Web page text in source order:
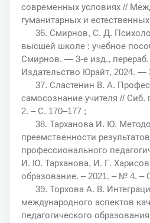
современных условиях //
гуманитарных и
36. Смирнов, С. Д.
высшей школе : учебное
Смирнов. — 3-е изд.,
Издательство Юрайт, 2024. —
37. Сластенин В. А.
самосознание учителя //
2. – С. 170–177 ;
38. Тарханова И. Ю.
преемственности
профессионального
И. Ю. Тарханова, И. Г.
образование. – 2021. – № 4. –
39. Торхова А. В.
международного аспектов
педагогического